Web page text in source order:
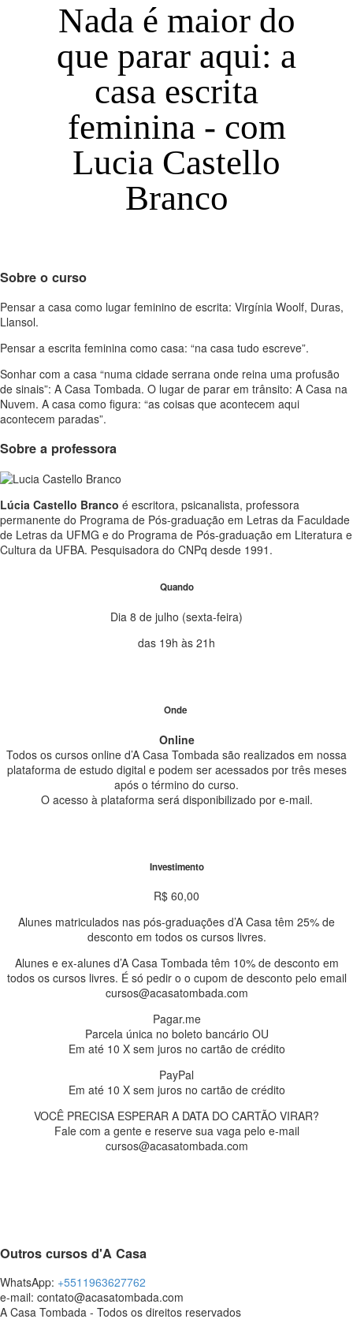
Nada é maior do
que parar aqui: a
casa escrita
feminina - com
Lucia Castello
Branco
Sobre o curso
Pensar a casa como lugar feminino de escrita: Virgínia Woolf, Duras,
Llansol.
Pensar a escrita feminina como casa: “na casa tudo escreve”.
Sonhar com a casa “numa cidade serrana onde reina uma profusão
de sinais”: A Casa Tombada. O lugar de parar em trânsito: A Casa na
Nuvem. A casa como figura: “as coisas que acontecem aqui
acontecem paradas”.
Sobre a professora
Lúcia Castello Branco é escritora, psicanalista, professora
permanente do Programa de Pós-graduação em Letras da Faculdade
de Letras da UFMG e do Programa de Pós-graduação em Literatura e
Cultura da UFBA. Pesquisadora do CNPq desde 1991.
Quando
Dia 8 de julho (sexta-feira)
das 19h às 21h
Onde
Online
Todos os cursos online d’A Casa Tombada são realizados em nossa
plataforma de estudo digital e podem ser acessados por três meses
após o término do curso.
O acesso à plataforma será disponibilizado por e-mail.
Investimento
R$ 60,00
Alunes matriculados nas pós-graduações d’A Casa têm 25% de
desconto em todos os cursos livres.
Alunes e ex-alunes d’A Casa Tombada têm 10% de desconto em
todos os cursos livres. É só pedir o o cupom de desconto pelo email
cursos@acasatombada.com
Pagar.me
Parcela única no boleto bancário OU
Em até 10 X sem juros no cartão de crédito
PayPal
Em até 10 X sem juros no cartão de crédito
VOCÊ PRECISA ESPERAR A DATA DO CARTÃO VIRAR?
Fale com a gente e reserve sua vaga pelo e-mail
cursos@acasatombada.com
Outros cursos d'A Casa
WhatsApp: +5511963627762
e-mail: contato@acasatombada.com
A Casa Tombada - Todos os direitos reservados